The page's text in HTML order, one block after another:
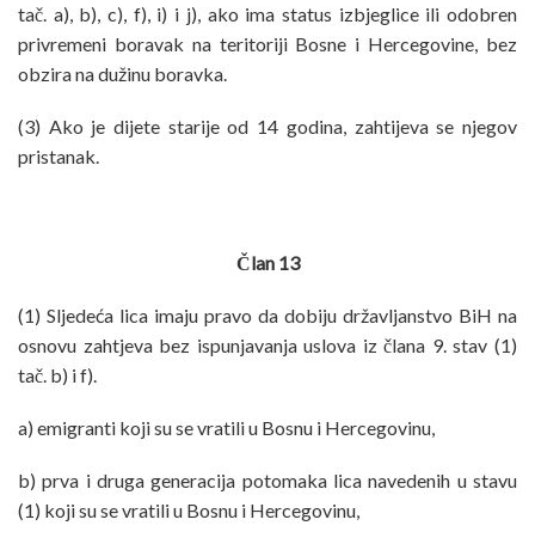
tač. a), b), c), f), i) i j), ako ima status izbjeglice ili odobren
privremeni boravak na teritoriji Bosne i Hercegovine, bez
obzira na dužinu boravka.
(3) Ako je dijete starije od 14 godina, zahtijeva se njegov
pristanak.
Član 13
(1) Sljedeća lica imaju pravo da dobiju državljanstvo BiH na
osnovu zahtjeva bez ispunjavanja uslova iz člana 9. stav (1)
tač. b) i f).
a) emigranti koji su se vratili u Bosnu i Hercegovinu,
b) prva i druga generacija potomaka lica navedenih u stavu
(1) koji su se vratili u Bosnu i Hercegovinu,